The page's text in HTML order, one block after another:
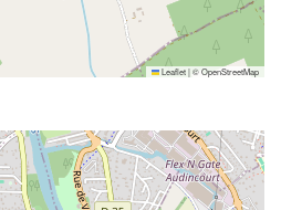
Leaflet|©OpenStreetMap